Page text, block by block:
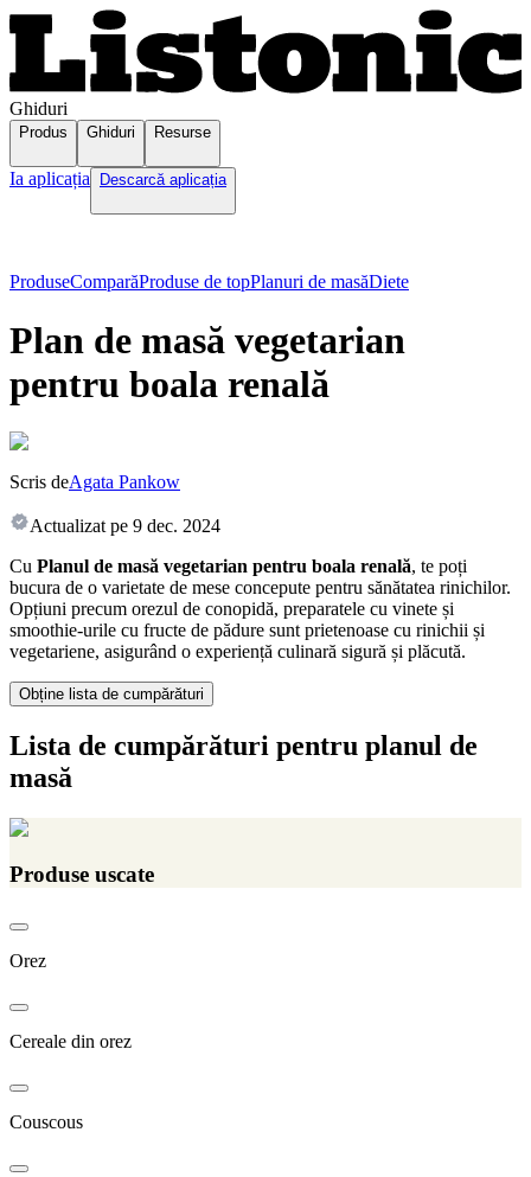
Ghiduri
Produs Ghiduri Resurse
Ia aplicația Descarcă aplicația
ProduseComparăProduse de topPlanuri de masăDiete
Plan de masă vegetarian
pentru boala renală
Scris deAgata Pankow
Actualizat pe 9 dec. 2024
Cu Planul de masă vegetarian pentru boala renală, te poți
bucura de o varietate de mese concepute pentru sănătatea rinichilor.
Opțiuni precum orezul de conopidă, preparatele cu vinete și
smoothie-urile cu fructe de pădure sunt prietenoase cu rinichii și
vegetariene, asigurând o experiență culinară sigură și plăcută.
Obține lista de cumpărături
Lista de cumpărături pentru planul de
masă
Produse uscate
Orez
Cereale din orez
Couscous